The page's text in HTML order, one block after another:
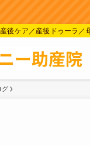
後ケア／産後ドゥーラ／
グ